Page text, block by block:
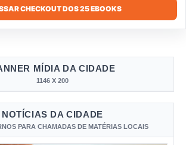
CHECKOUT DOS 25 EBOOKS
MÍDIA DA CIDADE
1146 X 200
NOTÍCIAS DA CIDADE
PARA CHAMADAS DE MATÉRIAS LOCAIS